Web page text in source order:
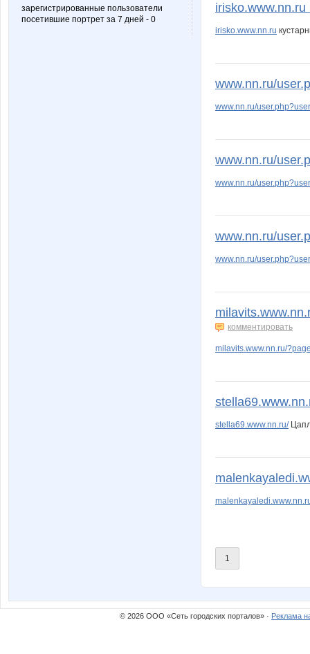
зарегистрированные пользователи
посетившие портрет за 7 дней - 0
_muZZZa_ a_e_n
lala7878 lilunya
Елена АЛ Фильтры
Лёлишна@
irisko.www.nn.ru
irisko.www.nn.ru
www.nn.ru/
www.nn.ru/
www.nn.ru/
www.nn.ru/
www.nn.ru/
www.nn.ru/
комментировать
milavits.www.nn.ru/
stella69.www.nn.ru/
1
© 2026 ООО «Сеть городских порталов» · Реклама